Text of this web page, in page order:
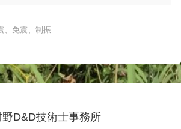
、免震、制振
野D&D技術士事務所